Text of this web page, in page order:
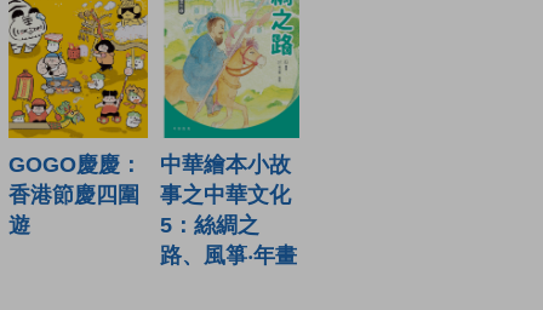
GOGO慶慶：
香港節慶四圍
遊
中華繪本小故
事之中華文化
5：絲綢之
路、風箏‧年畫